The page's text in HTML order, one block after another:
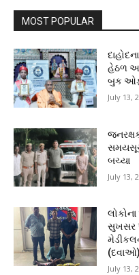
MOST POPULAR
હેઠળ
બુક ઓફ
July 13,
બચ્યા
July 13,
સુખસર
July 13,